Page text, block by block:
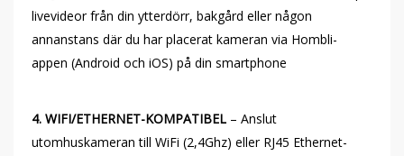
livevideor från din ytterdörr, bakgård eller någon
annanstans där du har placerat kameran via Hombli-
appen (Android och iOS) på din smartphone
4. WIFI/ETHERNET-KOMPATIBEL – Anslut
utomhuskameran till WiFi (2,4Ghz) eller RJ45 Ethernet-